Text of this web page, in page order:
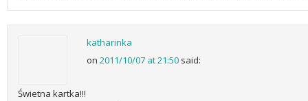
katharinka
on 2011/10/07 at 21:50 said:
Świetna kartka!!!